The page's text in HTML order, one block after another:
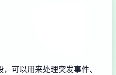
可以用来处理突发事件、